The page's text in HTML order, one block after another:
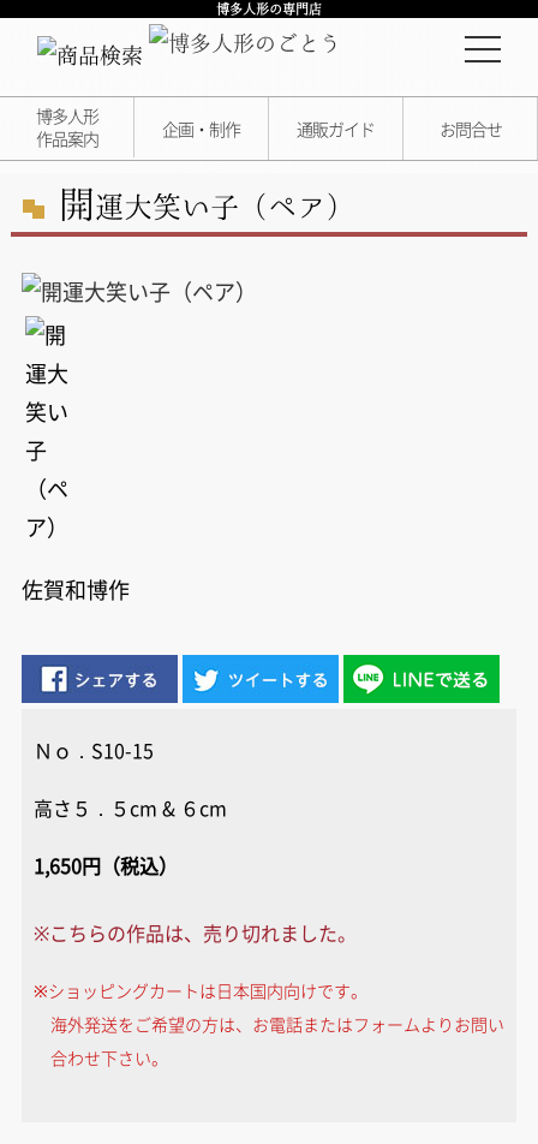
博多人形の専門店
博多人形
作品案内
企画・制作 通販ガイド お問合せ
開 運大笑い子（ペア）
佐賀和博作
Ｎｏ．S10-15
高さ５．５cm & ６cm
1,650円（税込）
※こちらの作品は、売り切れました。
※ショッピングカートは日本国内向けです。
海外発送をご希望の方は、お電話またはフォームよりお問い
合わせ下さい。